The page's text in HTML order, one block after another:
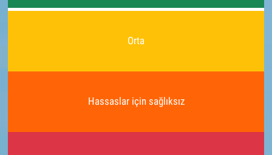
Orta
Hassaslar için sağlıksız